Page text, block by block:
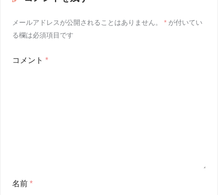
メールアドレスが公開されることはありません。 * が付いてい
る欄は必須項目です
コメント *
名前 *